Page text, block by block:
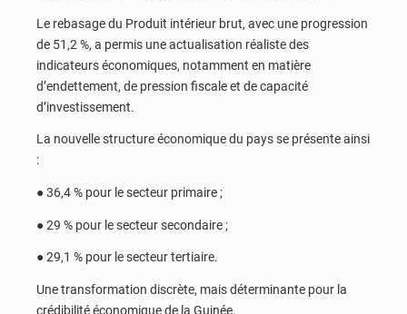
Le rebasage du Produit intérieur brut, avec une progression
de 51,2 %, a permis une actualisation réaliste des
indicateurs économiques, notamment en matière
d’endettement, de pression fiscale et de capacité
d’investissement.
La nouvelle structure économique du pays se présente ainsi
:
● 36,4 % pour le secteur primaire ;
● 29 % pour le secteur secondaire ;
● 29,1 % pour le secteur tertiaire.
Une transformation discrète, mais déterminante pour la
crédibilité économique de la Guinée.